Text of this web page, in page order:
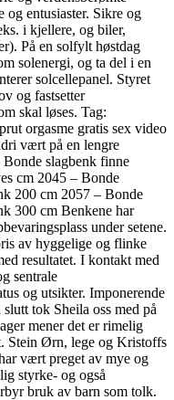
og entusiaster. Sikre og
i kjellere, og biler,
På en solfylt høstdag
solenergi, og ta del i en
solcellepanel. Styret
og fastsetter
skal løses. Tag:
orgasme gratis sex video
vært på en lengre
slagbenk finne
cm 2045 – Bonde
200 cm 2057 – Bonde
300 cm Benkene har
under setene.
av hyggelige og flinke
resultatet. I kontakt med
sentrale
og utsikter. Imponerende
tok Sheila oss med på
mener det er rimelig
Stein Ørn, lege og Kristoffs
vært preget av mye og
styrke- og også
bruk av barn som tolk.